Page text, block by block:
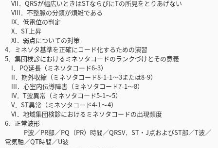
VII．QRSが幅広いときはSTならびにTの所見をとりあげない
VIII．不整脈の分類が煩雑である
IX．低電位の判定
X．ST上昇
XI．弱点についての対策
4．ミネソタ基準を正確にコード化するための演習
5．集団検診におけるミネソタコードのランクづけとその意義
I．PQ延長（ミネソタコード6-3）
II．期外収縮（ミネソタコード8-1-1～3または8-9）
III．心室内伝導障害（ミネソタコード7-1～8）
IV．T波異常（ミネソタコード5-1～5）
V．ST異常（ミネソタコード4-1～4）
VI．地域集団検診におけるミネソタコードの出現頻度
6．正常波形
P波／PR部／PQ（PR）時間／QRSV．ST・J点およびST部／T波／
電気軸／QT時間／U波